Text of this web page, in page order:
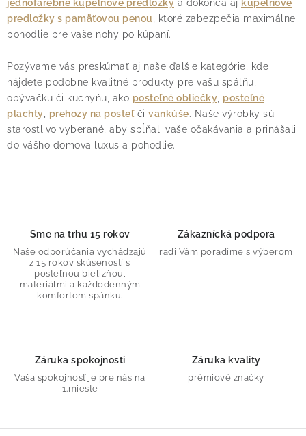
jednofarebné kúpeľňové predložky a dokonca aj kúpeľňové
predložky s pamäťovou penou , ktoré zabezpečia maximálne
pohodlie pre vaše nohy po kúpaní.
Pozývame vás preskúmať aj naše ďalšie kategórie, kde
nájdete podobne kvalitné produkty pre vašu spálňu,
obývačku či kuchyňu, ako posteľné obliečky posteľné
plachty
prehozy na posteľči vankúše. Naše výrobky sú
starostlivo vyberané, aby spĺňali vaše očakávania a prinášali
do vášho domova luxus a pohodlie.
Sme na trhu 15 rokov
Naše odporúčania vychádzajú
z 15 rokov skúseností s
posteľnou bielizňou,
materiálmi a každodenným
komfortom spánku.
Zákaznícká podpora
radi Vám poradíme s výberom
Záruka spokojnosti
Vaša spokojnosť je pre nás na
1.mieste
Záruka kvality
prémiové značky